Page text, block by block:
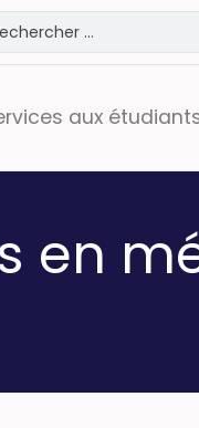
aux
en